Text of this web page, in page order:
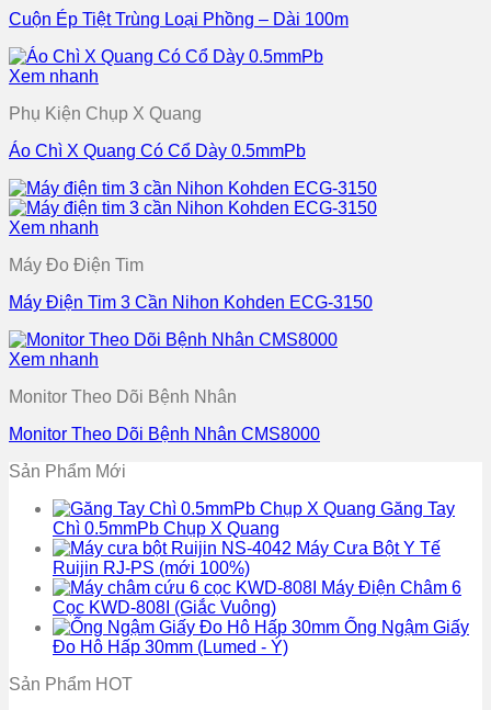
Cuộn Ép Tiệt Trùng Loại Phồng – Dài 100m
Xem nhanh
Phụ Kiện Chụp X Quang
Áo Chì X Quang Có Cổ Dày 0.5mmPb
Xem nhanh
Máy Đo Điện Tim
Máy Điện Tim 3 Cần Nihon Kohden ECG-3150
Xem nhanh
Monitor Theo Dõi Bệnh Nhân
Monitor Theo Dõi Bệnh Nhân CMS8000
Sản Phẩm Mới
Găng Tay
Chì 0.5mmPb Chụp X Quang
Máy Cưa Bột Y Tế
Ruijin RJ-PS (mới 100%)
Máy Điện Châm 6
Cọc KWD-808I (Giắc Vuông)
Ống Ngậm Giấy
Đo Hô Hấp 30mm (Lumed - Ý)
Sản Phẩm HOT